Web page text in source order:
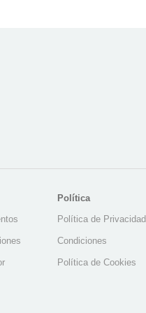
Política
Política de Privacidad
Condiciones
Política de Cookies